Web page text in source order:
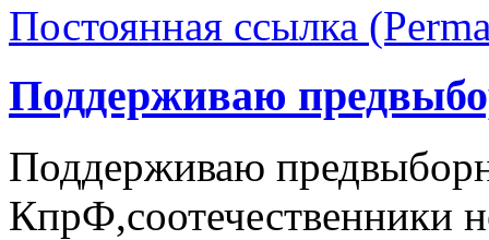
Постоянная ссылка
Поддерживаю
Поддерживаю
КпрФ,соотечественники